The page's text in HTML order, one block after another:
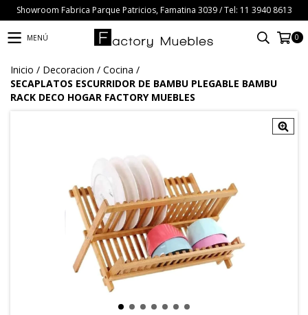
Showroom Fabrica Parque Patricios, Famatina 3039 / Tel: 11 3940 8613
MENÚ 0
Inicio / Decoracion / Cocina /
SECAPLATOS ESCURRIDOR DE BAMBU PLEGABLE BAMBU
RACK DECO HOGAR FACTORY MUEBLES